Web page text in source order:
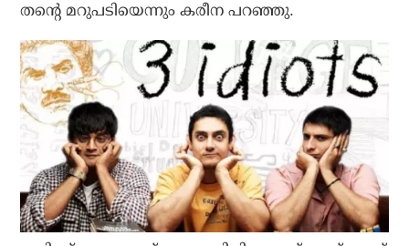
തന്റെ മറുപടിയെന്നും കരീന പറഞ്ഞു.